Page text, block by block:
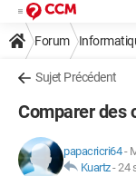
Forum
Sujet Précédent
Comparer des
papacricri64-
Kuartz-24